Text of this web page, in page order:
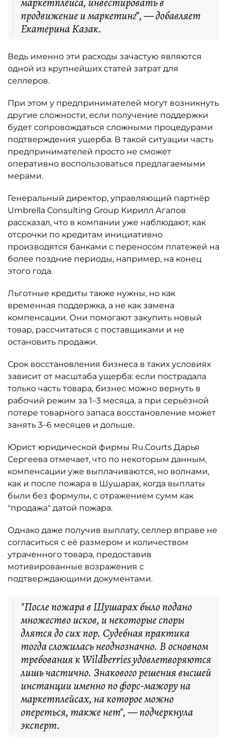
продвижение и маркетинг”, — добавляет
Екатерина Казак.
Ведь именно эти расходы зачастую являются
одной из крупнейших статей затрат для
селлеров.
При этом у предпринимателей могут возникнуть
другие сложности, если получение поддержки
будет сопровождаться сложными процедурами
подтверждения ущерба. В такой ситуации часть
предпринимателей просто не сможет
оперативно воспользоваться предлагаемыми
мерами.
Генеральный директор, управляющий партнёр
Umbrella Consulting Group Кирилл Агапов
рассказал, что в компании уже наблюдают, как
отсрочки по кредитам инициативно
производятся банками с переносом платежей на
более поздние периоды, например, на конец
этого года.
Льготные кредиты также нужны, но как
временная поддержка, а не как замена
компенсации. Они помогают закупить новый
товар, рассчитаться с поставщиками и не
остановить продажи.
Срок восстановления бизнеса в таких условиях
зависит от масштаба ущерба: если пострадала
только часть товара, бизнес можно вернуть в
рабочий режим за 1–3 месяца, а при серьёзной
потере товарного запаса восстановление может
занять 3–6 месяцев и дольше.
Юрист юридической фирмы Ru.Courts Дарья
Сергеева отмечает, что по некоторым данным,
компенсации уже выплачиваются, но волнами,
как и после пожара в Шушарах, когда выплаты
были без формулы, с отражением сумм как
"продажа" датой пожара.
Однако даже получив выплату, селлер вправе не
согласиться с её размером и количеством
утраченного товара, предоставив
мотивированные возражения с
подтверждающими документами.
"После пожара в Шушарах было подано
множество исков, и некоторые споры
длятся до сих пор. Судебная практика
тогда сложилась неоднозначно. В основном
требования к Wildberries удовлетворяются
лишь частично. Знакового решения высшей
инстанции именно по форс-мажору на
маркетплейсах, на которое можно
опереться, также нет", — подчеркнула
эксперт.